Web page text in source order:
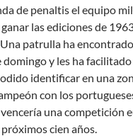
de penaltis el equipo
las ediciones de
patrulla ha
domingo y les ha
identificar en una
con los
una competición
cien años.